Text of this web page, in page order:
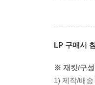
LP 구매시
※ 재킷/구성
1) 제작/배